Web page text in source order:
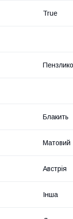
True
Блакить
Матовий
Австрія
Інша